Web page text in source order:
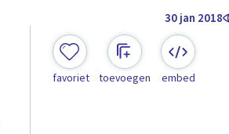
30 jan 2018
favoriet toevoegen embed